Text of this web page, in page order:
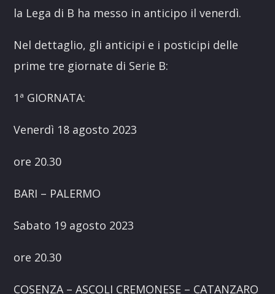
la Lega di B ha messo in anticipo il venerdì.
Nel dettaglio, gli anticipi e i posticipi delle
prime tre giornate di Serie B:
1ª GIORNATA:
Venerdì 18 agosto 2023
ore 20.30
BARI – PALERMO
Sabato 19 agosto 2023
ore 20.30
COSENZA – ASCOLI CREMONESE – CATANZARO